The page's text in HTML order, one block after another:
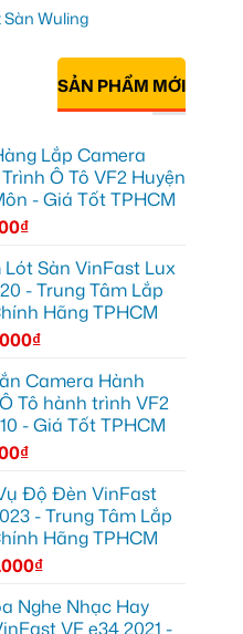
Wuling
SẢN PHẨM MỚI
Lắp Camera
Ô Tô VF2 Huyện
- Giá Tốt TPHCM
₫
Sàn VinFast Lux
- Trung Tâm Lắp
Hãng TPHCM
₫
Camera Hành
Tô hành trình VF2
- Giá Tốt TPHCM
₫
Độ Đèn VinFast
- Trung Tâm Lắp
Hãng TPHCM
₫
Nghe Nhạc Hay
VF e34 2021 -